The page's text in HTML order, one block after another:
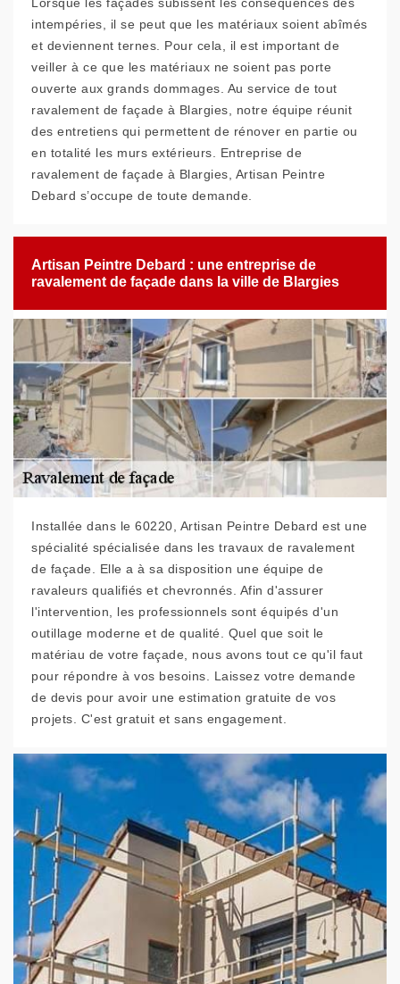
intempéries, il se peut que les matériaux soient abîmés
et deviennent ternes. Pour cela, il est important de
veiller à ce que les matériaux ne soient pas porte
ouverte aux grands dommages. Au service de tout
ravalement de façade à Blargies, notre équipe réunit
des entretiens qui permettent de rénover en partie ou
en totalité les murs extérieurs. Entreprise de
ravalement de façade à Blargies, Artisan Peintre
Debard s’occupe de toute demande.
Artisan Peintre Debard : une entreprise de
ravalement de façade dans la ville de Blargies
Installée dans le 60220, Artisan Peintre Debard est une
spécialité spécialisée dans les travaux de ravalement
de façade. Elle a à sa disposition une équipe de
ravaleurs qualifiés et chevronnés. Afin d'assurer
l'intervention, les professionnels sont équipés d'un
outillage moderne et de qualité. Quel que soit le
matériau de votre façade, nous avons tout ce qu'il faut
pour répondre à vos besoins. Laissez votre demande
de devis pour avoir une estimation gratuite de vos
projets. C'est gratuit et sans engagement.